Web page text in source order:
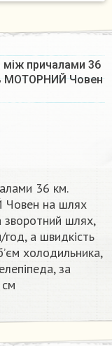
між причалами 36
МОТОРНИЙ Човен
36 км.
Човен на шлях
зворотний шлях,
а швидкість
холодильника,
за